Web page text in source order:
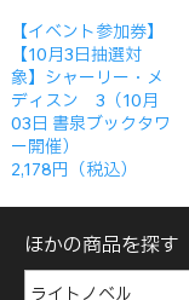
【イベント参加券】
【10月3日抽選対
象】シャーリー・メ
ディスン 3（10月
03日 書泉ブックタワ
ー開催）
2,178円（税込）
ほかの商品を探す